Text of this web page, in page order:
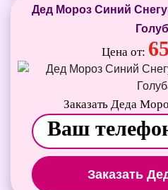
Дед Мороз Синий
Цена от:
Заказать Деда
Заказать